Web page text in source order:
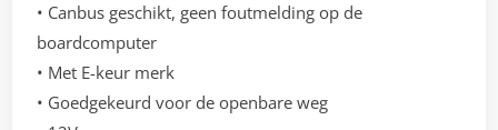
• Canbus geschikt, geen foutmelding op de
boardcomputer
• Met E-keur merk
• Goedgekeurd voor de openbare weg